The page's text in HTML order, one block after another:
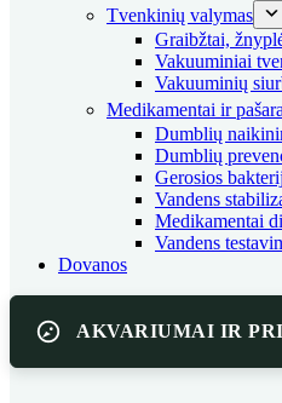
Tvenkinių valymas
Graibžtai,
Vakuuminiai
Vakuuminių
Medikamentai ir
Dumblių
Dumblių
Gerosios
Vandens
Medikamentai
Vandens
Dovanos
AKVARIUMAI IR